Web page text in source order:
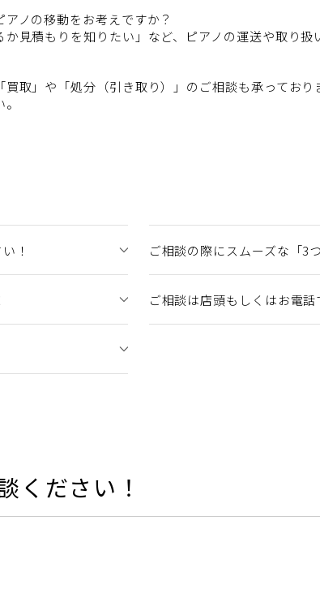
ノの移動をお考えですか？
か見積もりを知りたい」など、ピアノの運送や取り
取」や「処分（引き取り）」のご相談も承ってお
！ ご相談の際にスムーズな「3
ご相談は店頭もしくはお電話
ください！